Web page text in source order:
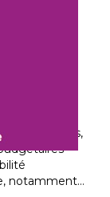
profondes,
notamment…